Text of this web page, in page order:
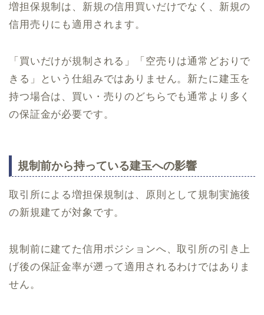
増担保規制は、新規の信用買いだけでなく、新規の
信用売りにも適用されます。
「買いだけが規制される」「空売りは通常どおりで
きる」という仕組みではありません。新たに建玉を
持つ場合は、買い・売りのどちらでも通常より多く
の保証金が必要です。
規制前から持っている建玉への影響
取引所による増担保規制は、原則として規制実施後
の新規建てが対象です。
規制前に建てた信用ポジションへ、取引所の引き上
げ後の保証金率が遡って適用されるわけではありま
せん。